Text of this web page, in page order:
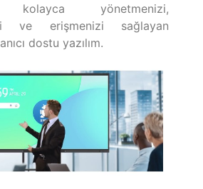
kolayca yönetmenizi,
ve erişmenizi sağlayan
dostu yazılım.